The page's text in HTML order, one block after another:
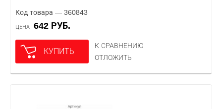
Код товара — 360843
ЦЕНА 642 РУБ.
КУПИТЬ
К СРАВНЕНИЮ
ОТЛОЖИТЬ